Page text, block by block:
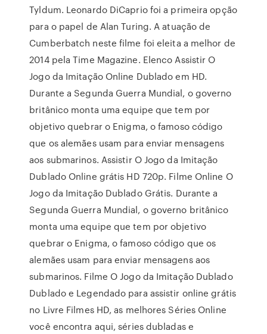
Tyldum. Leonardo DiCaprio foi a primeira opção
para o papel de Alan Turing. A atuação de
Cumberbatch neste filme foi eleita a melhor de
2014 pela Time Magazine. Elenco Assistir O
Jogo da Imitação Online Dublado em HD.
Durante a Segunda Guerra Mundial, o governo
britânico monta uma equipe que tem por
objetivo quebrar o Enigma, o famoso código
que os alemães usam para enviar mensagens
aos submarinos. Assistir O Jogo da Imitação
Dublado Online grátis HD 720p. Filme Online O
Jogo da Imitação Dublado Grátis. Durante a
Segunda Guerra Mundial, o governo britânico
monta uma equipe que tem por objetivo
quebrar o Enigma, o famoso código que os
alemães usam para enviar mensagens aos
submarinos. Filme O Jogo da Imitação Dublado
Dublado e Legendado para assistir online grátis
no Livre Filmes HD, as melhores Séries Online
você encontra aqui, séries dubladas e